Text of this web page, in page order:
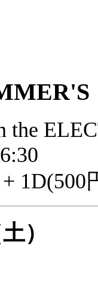
the
1D(500
）